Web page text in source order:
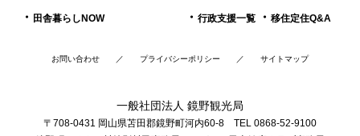
田舎暮らしNOW 行政支援一覧 移住定住Q&A
お問い合わせ プライバシーポリシー サイトマップ
一般社団法人 鏡野観光局
〒708-0431 岡山県苫田郡鏡野町河内60-8 TEL 0868-52-9100